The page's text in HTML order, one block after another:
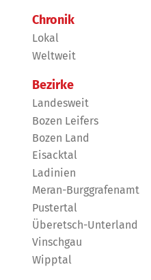
Chronik
Lokal
Weltweit
Bezirke
Landesweit
Bozen Leifers
Bozen Land
Eisacktal
Ladinien
Meran-Burggrafenamt
Pustertal
Überetsch-Unterland
Vinschgau
Wipptal